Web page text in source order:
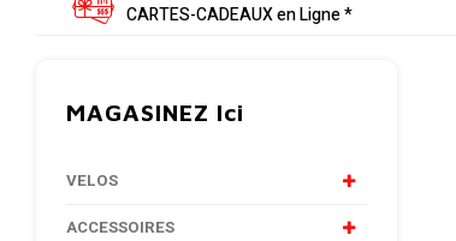
CARTES-CADEAUX en Ligne *
MAGASINEZ Ici
VELOS
ACCESSOIRES